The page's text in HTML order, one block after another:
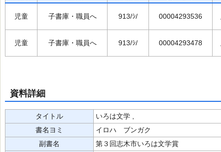
児童 子書庫・職員へ 913/ｼ/ 00004293536
児童 子書庫・職員へ 913/ｼ/ 00004293478
資料詳細
タイトル
いろは文学 ,
書名ヨミ
イロハ ブンガク
副書名
第３回志木市いろは文学賞